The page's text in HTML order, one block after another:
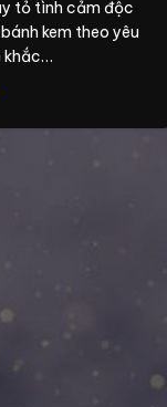
tỏ tình cảm độc
kem theo yêu
khắc…